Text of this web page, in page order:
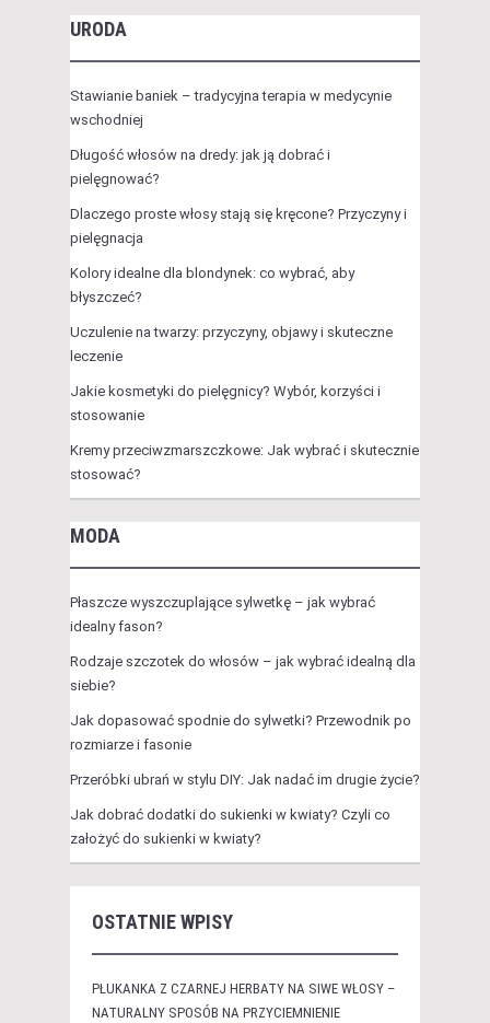
URODA
Stawianie baniek – tradycyjna terapia w medycynie
wschodniej
Długość włosów na dredy: jak ją dobrać i
pielęgnować?
Dlaczego proste włosy stają się kręcone? Przyczyny i
pielęgnacja
Kolory idealne dla blondynek: co wybrać, aby
błyszczeć?
Uczulenie na twarzy: przyczyny, objawy i skuteczne
leczenie
Jakie kosmetyki do pielęgnicy? Wybór, korzyści i
stosowanie
Kremy przeciwzmarszczkowe: Jak wybrać i skutecznie
stosować?
MODA
Płaszcze wyszczuplające sylwetkę – jak wybrać
idealny fason?
Rodzaje szczotek do włosów – jak wybrać idealną dla
siebie?
Jak dopasować spodnie do sylwetki? Przewodnik po
rozmiarze i fasonie
Przeróbki ubrań w stylu DIY: Jak nadać im drugie życie?
Jak dobrać dodatki do sukienki w kwiaty? Czyli co
założyć do sukienki w kwiaty?
OSTATNIE WPISY
PŁUKANKA Z CZARNEJ HERBATY NA SIWE WŁOSY –
NATURALNY SPOSÓB NA PRZYCIEMNIENIE